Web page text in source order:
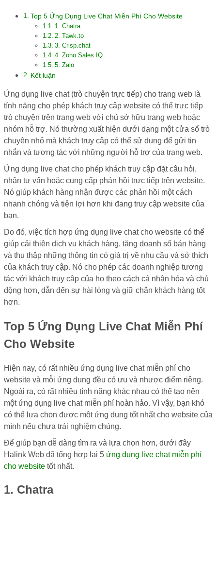
Top 5 Ứng Dụng Live Chat Miễn Phí Cho Website
1. Chatra
2. Tawk.to
3. Crisp.chat
4. Zoho Sales IQ
5. Zalo
Kết luận
Ứng dụng live chat (trò chuyện trực tiếp) cho trang web là
tính năng cho phép khách truy cập website có thể trực tiếp
trò chuyện trên trang web với chủ sở hữu trang web hoặc
nhóm hỗ trợ. Nó thường xuất hiện dưới dạng một cửa sổ trò
chuyện nhỏ mà khách truy cập có thể sử dụng để gửi tin
nhắn và tương tác với những người hỗ trợ của trang web.
Ứng dụng live chat cho phép khách truy cập đặt câu hỏi,
nhận tư vấn hoặc cung cấp phản hồi trực tiếp trên website.
Nó giúp khách hàng nhận được các phản hồi một cách
nhanh chóng và tiện lợi hơn khi đang truy cập website của
bạn.
Do đó, việc tích hợp ứng dụng live chat cho website có thể
giúp cải thiện dịch vụ khách hàng, tăng doanh số bán hàng
và thu thập những thông tin có giá trị về nhu cầu và sở thích
của khách truy cập. Nó cho phép các doanh nghiệp tương
tác với khách truy cập của họ theo cách cá nhân hóa và chủ
động hơn, dẫn đến sự hài lòng và giữ chân khách hàng tốt
hơn.
Top 5 Ứng Dụng Live Chat Miễn Phí
Cho Website
Hiện nay, có rất nhiều ứng dụng live chat miễn phí cho
website và mỗi ứng dụng đều có ưu và nhược điểm riêng.
Ngoài ra, có rất nhiều tính năng khác nhau có thể tạo nên
một ứng dụng live chat miễn phí hoàn hảo. Vì vậy, bạn khó
có thể lựa chọn được một ứng dụng tốt nhất cho website của
mình nếu chưa trải nghiệm chúng.
Để giúp bạn dễ dàng tìm ra và lựa chọn hơn, dưới đây
Halink Web đã tổng hợp lại 5 ứng dụng live chat miễn phí
cho website tốt nhất.
1. Chatra